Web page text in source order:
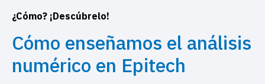
¿Cómo? ¡Descúbrelo!
Cómo enseñamos el análisis
numérico en Epitech